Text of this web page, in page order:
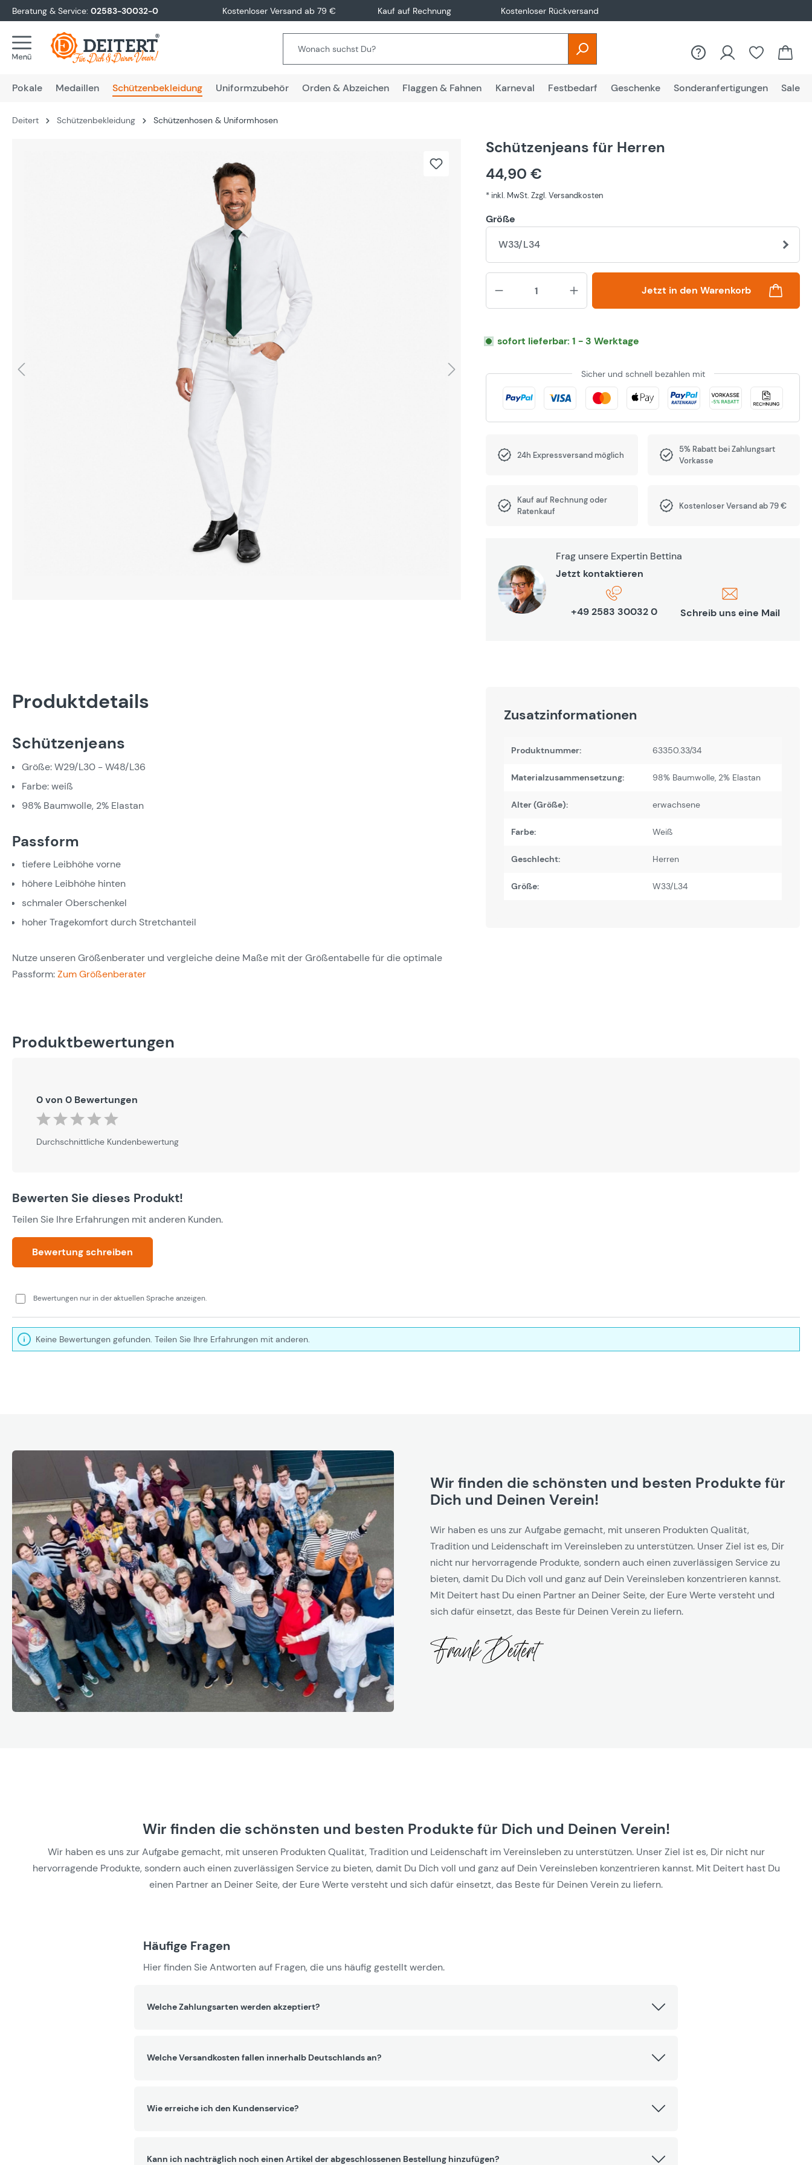
Zur Hauptnavigation springen
Beratung & Service: 02583-30032-0 Kostenloser Versand ab 79 € Kauf auf Rechnung Kostenloser Rückversand
Pokale Medaillen Schützenbekleidung Uniformzubehör Orden & Abzeichen Flaggen & Fahnen Karneval Festbedarf Geschenke Sonderanfertigungen Sale
Deitert Schützenbekleidung Schützenhosen & Uniformhosen
Schützenjeans für Herren
44,90 €
* inkl. MwSt. Zzgl. Versandkosten
Größe
W33/L34
Produkt Anzahl: Gib den
Jetzt in den Warenkorb
sofort lieferbar: 1 - 3 Werktage
Sicher und schnell bezahlen mit
24h Expressversand möglich
5% Rabatt bei Zahlungsart
Vorkasse
Kauf auf Rechnung oder
Ratenkauf
Kostenloser Versand ab 79 €
Frag unsere Expertin Bettina
Jetzt kontaktieren
+49 2583 30032 0 Schreib uns eine Mail
Produktdetails
Schützenjeans
Größe: W29/L30 - W48/L36
Farbe: weiß
98% Baumwolle, 2% Elastan
Passform
tiefere Leibhöhe vorne
höhere Leibhöhe hinten
schmaler Oberschenkel
hoher Tragekomfort durch Stretchanteil
Nutze unseren Größenberater und vergleiche deine Maße mit der Größentabelle für die optimale
Passform:Zum Größenberater
Zusatzinformationen
Produktnummer: 63350.33/34
Materialzusammensetzung: 98% Baumwolle, 2% Elastan
Alter (Größe): erwachsene
Farbe: Weiß
Geschlecht: Herren
Größe: W33/L34
Produktbewertungen
0 von 0 Bewertungen
Durchschnittliche Bewertung von 0 von 5 Sternen
Durchschnittliche Kundenbewertung
Bewerten Sie dieses Produkt!
Teilen Sie Ihre Erfahrungen mit anderen Kunden.
Bewertung schreiben
Bewertungen nur in der aktuellen Sprache anzeigen.
Keine Bewertungen gefunden. Teilen Sie Ihre Erfahrungen mit anderen.
Wir finden die schönsten und besten Produkte für
Dich und Deinen Verein!
Wir haben es uns zur Aufgabe gemacht, mit unseren Produkten Qualität,
Tradition und Leidenschaft im Vereinsleben zu unterstützen. Unser Ziel ist es, Dir
nicht nur hervorragende Produkte, sondern auch einen zuverlässigen Service zu
bieten, damit Du Dich voll und ganz auf Dein Vereinsleben konzentrieren kannst.
Mit Deitert hast Du einen Partner an Deiner Seite, der Eure Werte versteht und
sich dafür einsetzt, das Beste für Deinen Verein zu liefern.
Wir finden die schönsten und besten Produkte für Dich und Deinen Verein!
Wir haben es uns zur Aufgabe gemacht, mit unseren Produkten Qualität, Tradition und Leidenschaft im Vereinsleben zu unterstützen. Unser Ziel ist es, Dir nicht nur
hervorragende Produkte, sondern auch einen zuverlässigen Service zu bieten, damit Du Dich voll und ganz auf Dein Vereinsleben konzentrieren kannst. Mit Deitert hast Du
einen Partner an Deiner Seite, der Eure Werte versteht und sich dafür einsetzt, das Beste für Deinen Verein zu liefern.
Häufige Fragen
Hier finden Sie Antworten auf Fragen, die uns häufig gestellt werden.
Welche Zahlungsarten werden akzeptiert?
Welche Versandkosten fallen innerhalb Deutschlands an?
Wie erreiche ich den Kundenservice?
Kann ich nachträglich noch einen Artikel der abgeschlossenen Bestellung hinzufügen?